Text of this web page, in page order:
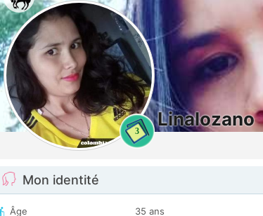
3
Linalozano
Mon identité
Âge
35 ans